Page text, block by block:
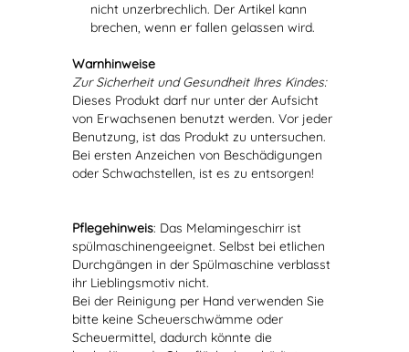
nicht unzerbrechlich. Der Artikel kann
brechen, wenn er fallen gelassen wird.
Warnhinweise
Zur Sicherheit und Gesundheit Ihres Kindes:
Dieses Produkt darf nur unter der Aufsicht
von Erwachsenen benutzt werden. Vor jeder
Benutzung, ist das Produkt zu untersuchen.
Bei ersten Anzeichen von Beschädigungen
oder Schwachstellen, ist es zu entsorgen!
Pflegehinweis: Das Melamingeschirr ist
spülmaschinengeeignet. Selbst bei etlichen
Durchgängen in der Spülmaschine verblasst
ihr Lieblingsmotiv nicht.
Bei der Reinigung per Hand verwenden Sie
bitte keine Scheuerschwämme oder
Scheuermittel, dadurch könnte die